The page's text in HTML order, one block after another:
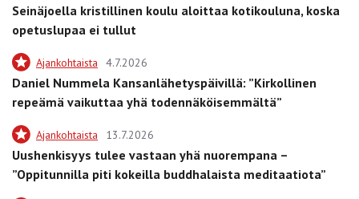
Seinäjoella kristillinen koulu aloittaa kotikouluna, koska
opetuslupaa ei tullut
Ajankohtaista 4.7.2026
Daniel Nummela Kansanlähetyspäivillä: ”Kirkollinen
repeämä vaikuttaa yhä todennäköisemmältä”
Ajankohtaista 13.7.2026
Uushenkisyys tulee vastaan yhä nuorempana –
”Oppitunnilla piti kokeilla buddhalaista meditaatiota”